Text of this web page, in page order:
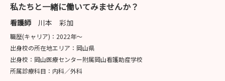
私たちと一緒に働いてみませんか？
看護師 川本 彩加
職歴(キャリア)： 2022年〜
出身校の所在地エリア： 岡山県
出身校： 岡山医療センター附属岡山看護助産学校
所属診療科目： 内科／外科